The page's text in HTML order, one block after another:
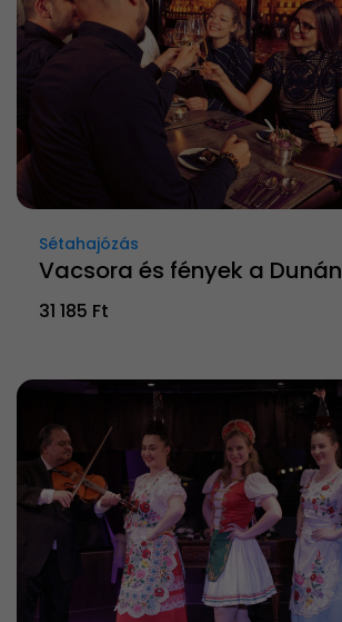
Sétahajózás
Vacsora és fények a Dunán
31 185 Ft